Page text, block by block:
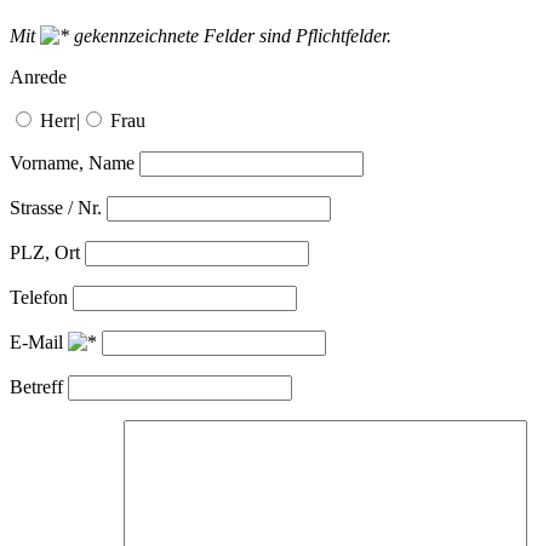
Mit
gekennzeichnete Felder sind Pflichtfelder.
Anrede
Herr| Frau
Vorname, Name
Strasse / Nr.
PLZ, Ort
Telefon
E-Mail
Betreff